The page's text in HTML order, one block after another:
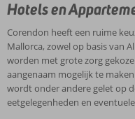
Hotels en
Corendon heeft een ruime
Mallorca, zowel op basis van
worden met grote zorg
aangenaam mogelijk te
wordt onder andere gelet op
eetgelegenheden en